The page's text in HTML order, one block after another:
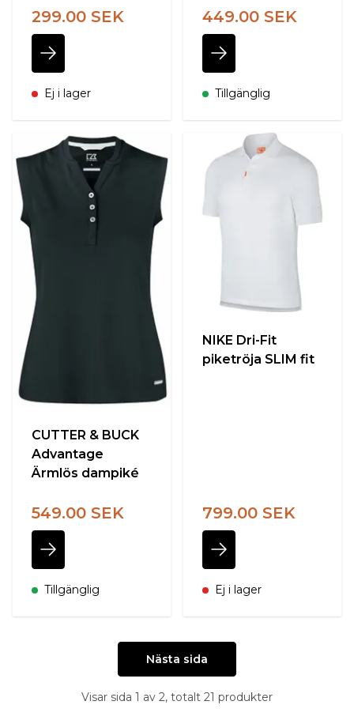
299.00 SEK
Ej i lager
449.00 SEK
Tillgänglig
CUTTER & BUCK
Advantage
Ärmlös dampiké
549.00 SEK
Tillgänglig
NIKE Dri-Fit
piketröja SLIM fit
799.00 SEK
Ej i lager
Nästa sida
Visar sida 1 av 2, totalt 21 produkter